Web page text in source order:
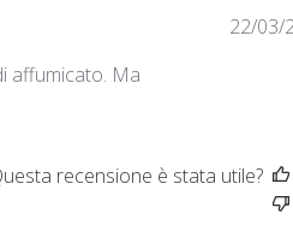
affumicato. Ma
22/03/
recensione è stata utile?